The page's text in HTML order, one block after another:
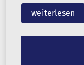
weiterlesen